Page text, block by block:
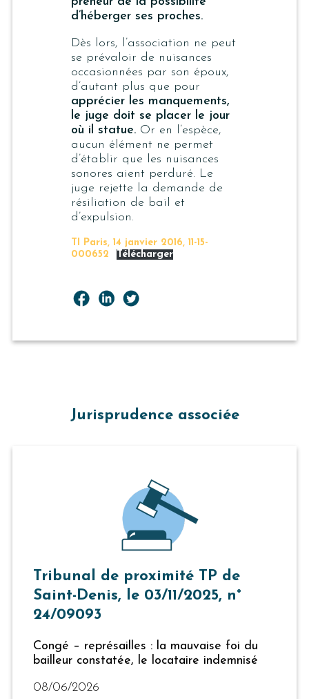
d’héberger ses proches.
Dès lors, l’association ne peut
se prévaloir de nuisances
occasionnées par son époux,
d’autant plus que pour
apprécier les manquements,
le juge doit se placer le jour
où il statue.Or en l’espèce,
aucun élément ne permet
d’établir que les nuisances
sonores aient perduré. Le
juge rejette la demande de
résiliation de bail et
d’expulsion.
TI Paris, 14 janvier 2016, 11-15-
000652
Télécharger
Jurisprudence associée
Tribunal de proximité TP de
Saint-Denis, le 03/11/2025, n°
24/09093
Congé – représailles : la mauvaise foi du
bailleur constatée, le locataire indemnisé
08/06/2026